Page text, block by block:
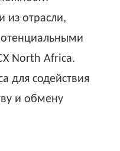
из отрасли,
North Africa.